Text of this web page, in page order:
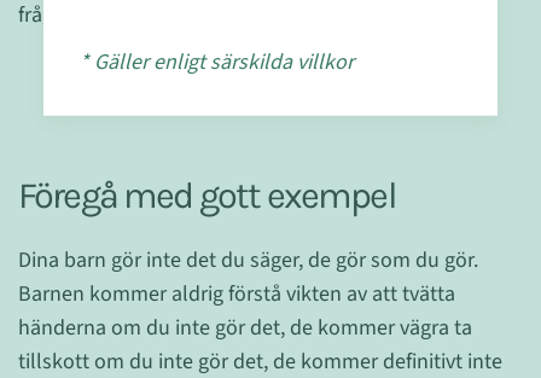
fråga om de har tvättat händerna!
- Läs mer: "8 Nycklar som hjälper föräldrar att
Föregå med gott exempel
Dina barn gör inte det du säger, de gör som du gör.
Barnen kommer aldrig förstå vikten av att tvätta
händerna om du inte gör det, de kommer vägra ta
tillskott om du inte gör det, de kommer definitivt inte
* Gäller enligt särskilda villkor